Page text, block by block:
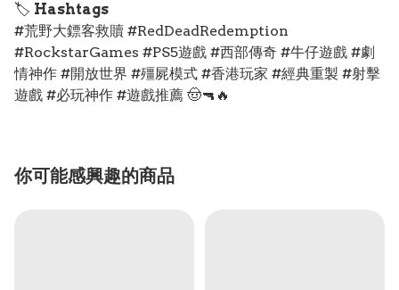
🏷️ Hashtags
#荒野大鏢客救贖 #RedDeadRedemption
#RockstarGames #PS5遊戲 #西部傳奇 #牛仔遊戲 #劇
情神作 #開放世界 #殭屍模式 #香港玩家 #經典重製 #射擊
遊戲 #必玩神作 #遊戲推薦 🤠🔫🔥
你可能感興趣的商品